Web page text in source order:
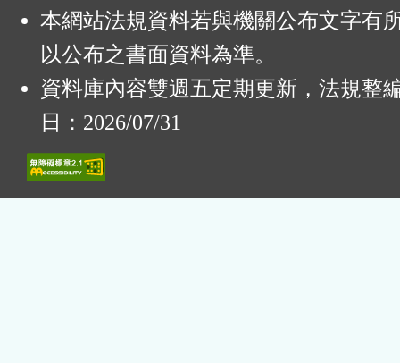
本網站法規資料若與機關公布文字有
以公布之書面資料為準。
資料庫內容雙週五定期更新，法規整
日：2026/07/31